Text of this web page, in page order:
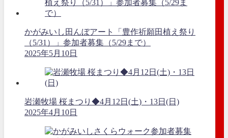
かがみいし田んぼアート「豊作祈願田植え祭り
（5/31）」参加者募集（5/29まで）
2025年5月10日
岩瀬牧場 桜まつり◆4月12日(土)・13日(日)
2025年4月10日